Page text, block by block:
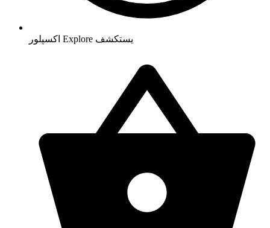
اکسپلور Explore يستكشف